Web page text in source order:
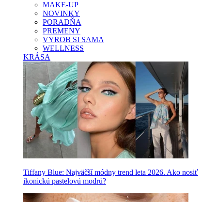
MAKE-UP
NOVINKY
PORADŇA
PREMENY
VYROB SI SAMA
WELLNESS
KRÁSA
Tiffany Blue: Najväčší módny trend leta 2026. Ako nosiť
ikonickú pastelovú modrú?